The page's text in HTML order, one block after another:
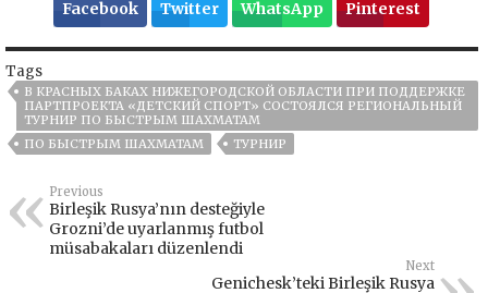
Facebook Twitter WhatsApp Pinterest
Tags
В КРАСНЫХ БАКАХ НИЖЕГОРОДСКОЙ ОБЛАСТИ ПРИ ПОДДЕРЖКЕ
ПАРТПРОЕКТА «ДЕТСКИЙ СПОРТ» СОСТОЯЛСЯ РЕГИОНАЛЬНЫЙ
ТУРНИР ПО БЫСТРЫМ ШАХМАТАМ
ПО БЫСТРЫМ ШАХМАТАМ
ТУРНИР
Previous
Birleşik Rusya’nın desteğiyle
Grozni’de uyarlanmış futbol
müsabakaları düzenlendi
Next
Genichesk’teki Birleşik Rusya